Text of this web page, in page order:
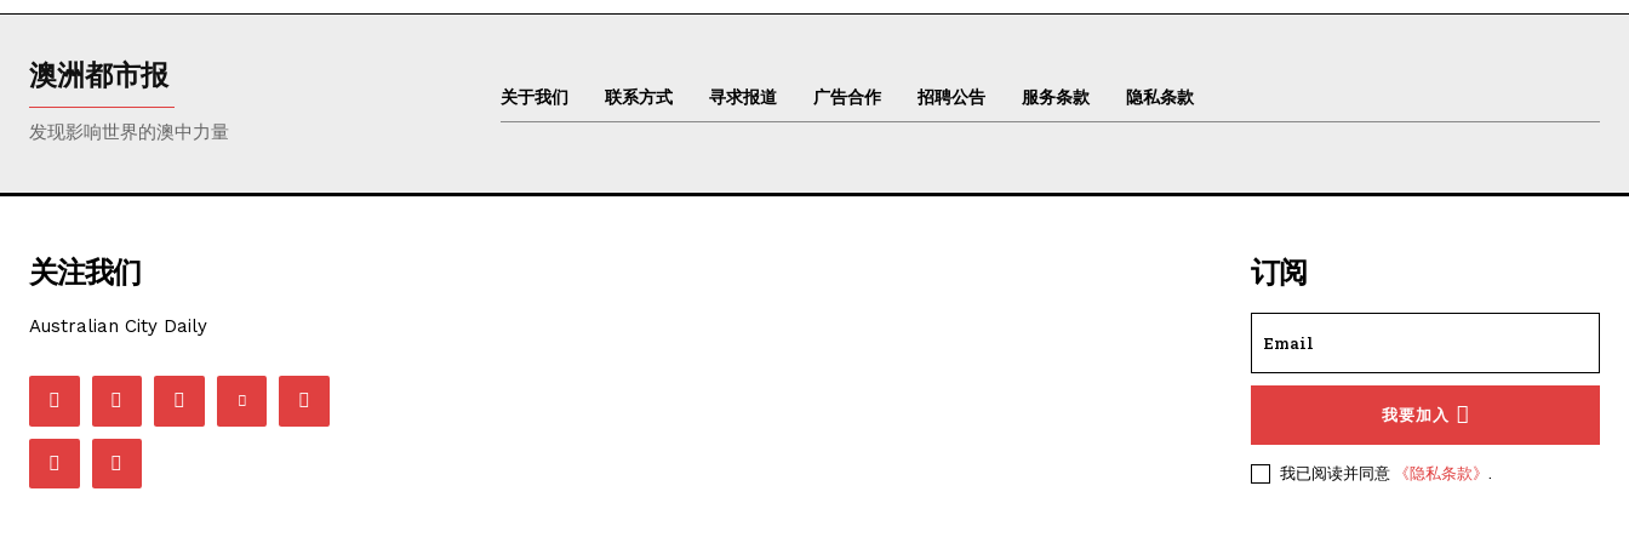
澳洲都市报
发现影响世界的澳中力量
关于我们 联系方式 寻求报道 广告合作 招聘公告 服务条款 隐私条款
关注我们
Australian City Daily
订阅
我要加入
我已阅读并同意 《隐私条款》 .